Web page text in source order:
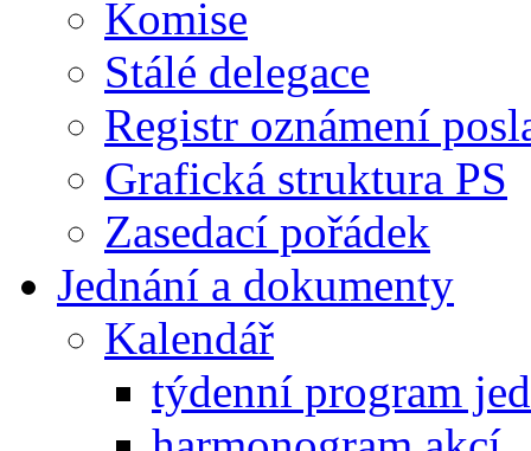
Komise
Stálé delegace
Registr oznámení
Grafická struktura PS
Zasedací pořádek
Jednání a dokumenty
Kalendář
týdenní program